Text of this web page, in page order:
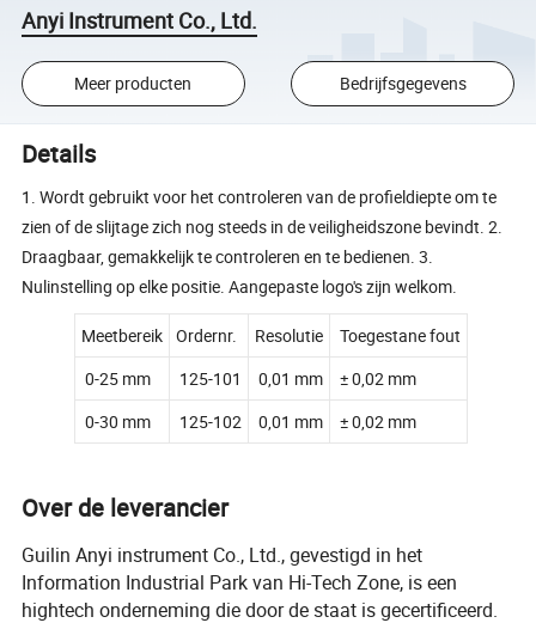
Anyi Instrument Co., Ltd.
Meer producten Bedrijfsgegevens
Details
1. Wordt gebruikt voor het controleren van de profieldiepte om te
zien of de slijtage zich nog steeds in de veiligheidszone bevindt. 2.
Draagbaar, gemakkelijk te controleren en te bedienen. 3.
Nulinstelling op elke positie. Aangepaste logo's zijn welkom.
Meetbereik Ordernr. Resolutie
Toegestane fout
0-25 mm
125-101 0,01 mm
± 0,02 mm
0-30 mm
125-102 0,01 mm ± 0,02 mm
Over de leverancier
Guilin Anyi instrument Co., Ltd., gevestigd in het
Information Industrial Park van Hi-Tech Zone, is een
hightech onderneming die door de staat is gecertificeerd.